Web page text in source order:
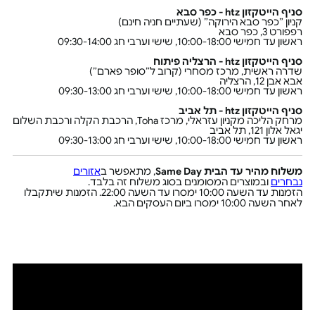
סניף הייטקזון htz - כפר סבא
קניון ״כפר סבא הירוקה״ (שעתיים חניה חינם)
רפפורט 3, כפר סבא
ראשון עד חמישי 10:00-18:00, שישי וערבי חג 09:30-14:00
סניף הייטקזון htz - הרצליה פיתוח
שדרה ראשית, מרכז מסחרי (קרוב ל״סופר פארם״)
אבא אבן 12, הרצליה
ראשון עד חמישי 10:00-18:00, שישי וערבי חג 09:30-13:00
סניף הייטקזון htz - תל אביב
מרחק הליכה מקניון עזראלי, מרכז Toha, הרכבת הקלה ורכבת השלום
יגאל אלון 121, תל אביב
ראשון עד חמישי 10:00-18:00, שישי וערבי חג 09:30-13:00
משלוח מהיר עד הבית Same Day , מתאפשר באזורים
נבחרים ובמוצרים המסומנים בסוג משלוח זה בלבד.
הזמנות עד השעה 10:00 ימסרו עד השעה 22:00. הזמנות שיתקבלו
לאחר השעה 10:00 ימסרו ביום העסקים הבא.